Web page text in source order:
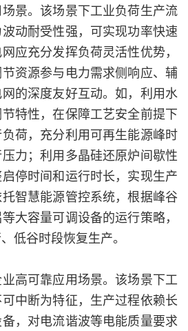
景。该场景下工业负荷生产流
动耐受性强，可实现功率快速
应充分发挥负荷灵活性优势，
资源参与电力需求侧响应、辅
的深度友好互动。如，利用水
特性，在保障工艺安全前提下
荷，充分利用可再生能源峰时
力；利用多晶硅还原炉间歇性
停时间和运行时长，实现生产
智慧能源管控系统，根据峰谷
大容量可调设备的运行策略，
低谷时段恢复生产。
业高可靠应用场景。该场景下工
中断为特征，生产过程依赖长
，对电流谐波等电能质量要求